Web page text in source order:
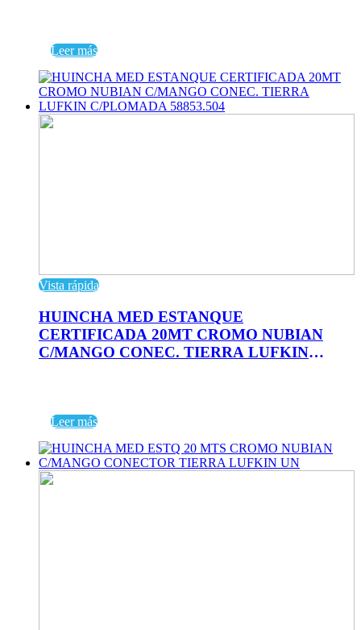
Leer más
Vista rápida
HUINCHA MED ESTANQUE
CERTIFICADA 20MT CROMO NUBIAN
C/MANGO CONEC. TIERRA LUFKIN
Leer más